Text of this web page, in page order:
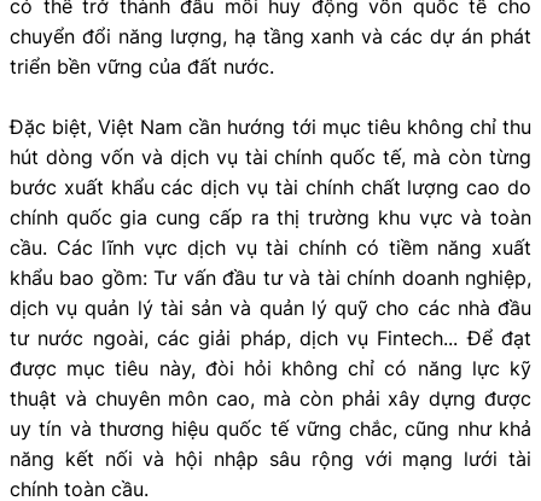
có thể trở thành đầu mối huy động vốn quốc tế cho
chuyển đổi năng lượng, hạ tầng xanh và các dự án phát
triển bền vững của đất nước.
Đặc biệt, Việt Nam cần hướng tới mục tiêu không chỉ thu
hút dòng vốn và dịch vụ tài chính quốc tế, mà còn từng
bước xuất khẩu các dịch vụ tài chính chất lượng cao do
chính quốc gia cung cấp ra thị trường khu vực và toàn
cầu. Các lĩnh vực dịch vụ tài chính có tiềm năng xuất
khẩu bao gồm: Tư vấn đầu tư và tài chính doanh nghiệp,
dịch vụ quản lý tài sản và quản lý quỹ cho các nhà đầu
tư nước ngoài, các giải pháp, dịch vụ Fintech... Để đạt
được mục tiêu này, đòi hỏi không chỉ có năng lực kỹ
thuật và chuyên môn cao, mà còn phải xây dựng được
uy tín và thương hiệu quốc tế vững chắc, cũng như khả
năng kết nối và hội nhập sâu rộng với mạng lưới tài
chính toàn cầu.